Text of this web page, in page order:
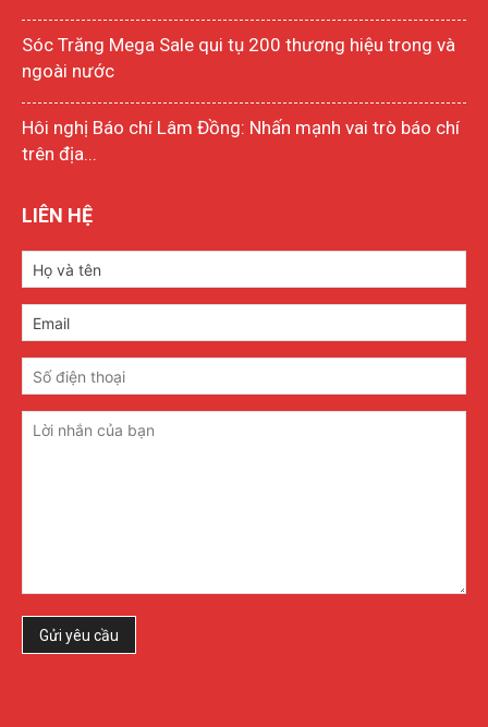
Sóc Trăng Mega Sale qui tụ 200 thương hiệu trong và
ngoài nước
Hôi nghị Báo chí Lâm Đồng: Nhấn mạnh vai trò báo chí
trên địa...
LIÊN HỆ